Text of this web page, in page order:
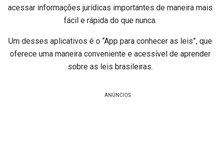
acessar informações jurídicas importantes de maneira mais
fácil e rápida do que nunca.
Um desses aplicativos é o “App para conhecer as leis”, que
oferece uma maneira conveniente e acessível de aprender
sobre as leis brasileiras.
ANÚNCIOS